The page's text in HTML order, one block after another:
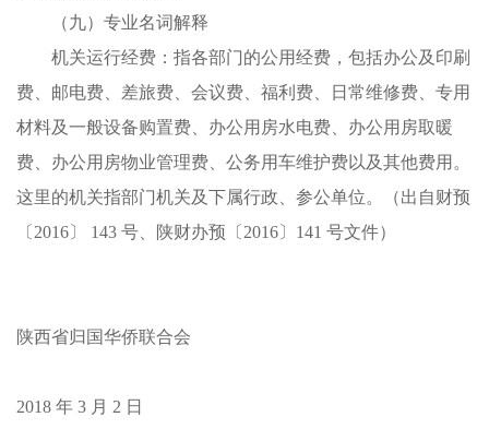
（九）专业名词解释
机关运行经费：指各部门的公用经费，包括办公及印刷
费、邮电费、差旅费、会议费、福利费、日常维修费、专用
材料及一般设备购置费、办公用房水电费、办公用房取暖
费、办公用房物业管理费、公务用车维护费以及其他费用。
这里的机关指部门机关及下属行政、参公单位。（出自财预
〔2016〕 143 号、陕财办预〔2016〕141 号文件）
陕西省归国华侨联合会
2018 年 3 月 2 日